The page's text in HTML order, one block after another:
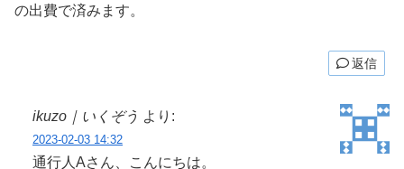
の出費で済みます。
返信
ikuzo｜いくぞう より:
2023-02-03 14:32
通行人Aさん、こんにちは。